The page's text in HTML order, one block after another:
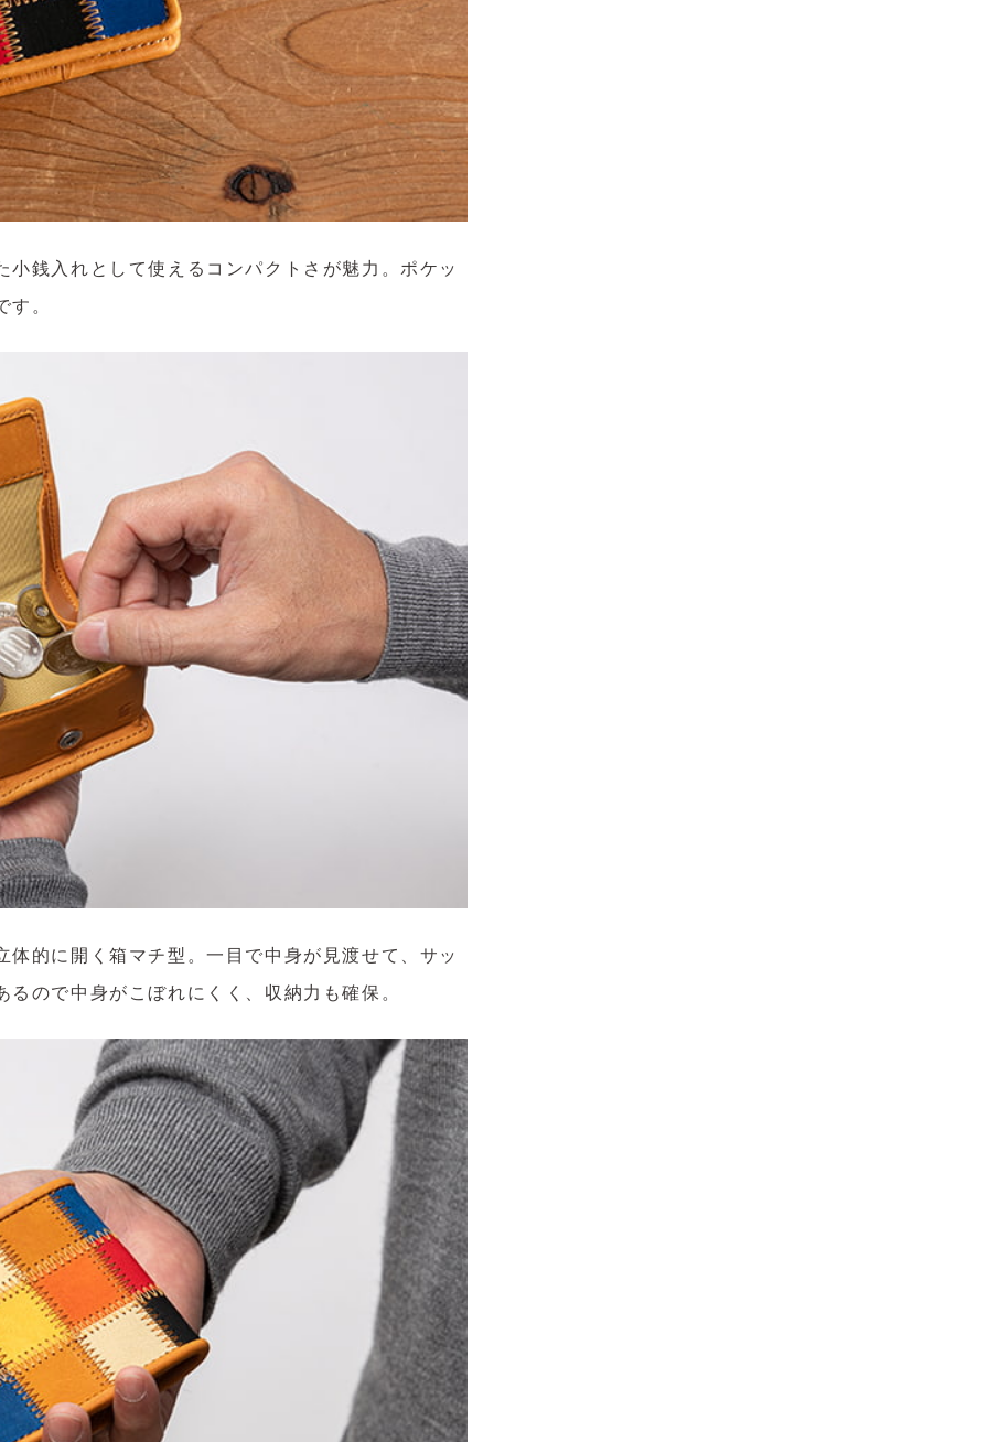
銭入れとして使えるコンパクトさが魅力。ポケッ
。
的に開く箱マチ型。一目で中身が見渡せて、サッ
ので中身がこぼれにくく、収納力も確保。